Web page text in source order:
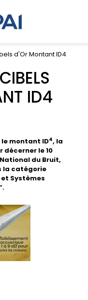
d'Or Montant ID4
ID4
montant ID4, la
décerner le 10
du Bruit,
la catégorie
Systèmes